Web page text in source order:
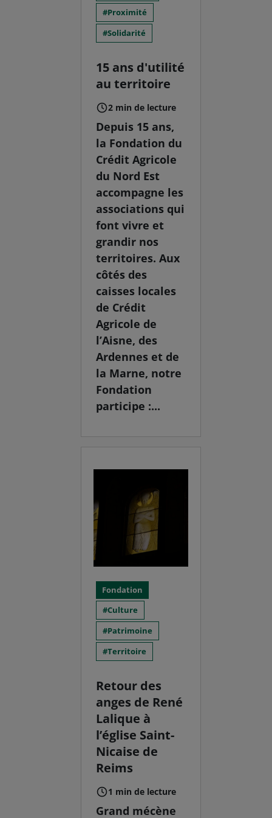
Proximité
Solidarité
15 ans d'utilité
au territoire
2 min de lecture
Depuis 15 ans,
la Fondation du
Crédit Agricole
du Nord Est
accompagne les
associations qui
font vivre et
grandir nos
territoires. Aux
côtés des
caisses locales
de Crédit
Agricole de
l’Aisne, des
Ardennes et de
la Marne, notre
Fondation
participe :...
Fondation
Culture
Patrimoine
Territoire
Retour des
anges de René
Lalique à
l’église Saint-
Nicaise de
Reims
1 min de lecture
Grand mécène